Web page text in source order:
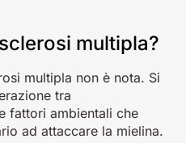
multipla?
multipla non è nota. Si
tra
fattori ambientali che
ad attaccare la mielina.